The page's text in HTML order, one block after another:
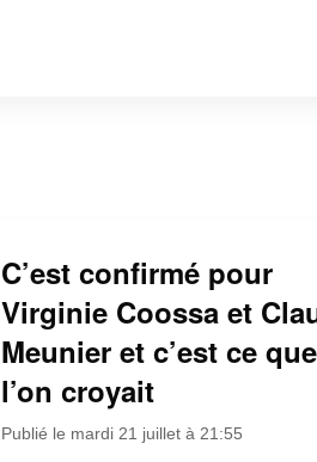
C’est confirmé pour
Virginie Coossa et
Meunier et c’est ce que
l’on croyait
Publié le mardi 21 juillet à 21:55